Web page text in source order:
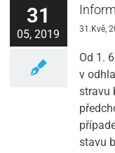
31
05, 2019 31.Kvě,
Od 1.
v
stravu
stavu